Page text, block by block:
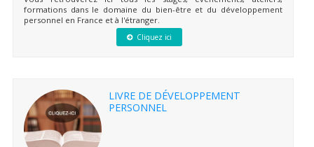
formations dans le domaine du bien-être et du développement
personnel en France et à l'étranger.
Cliquez ici
LIVRE DE DÉVELOPPEMENT
PERSONNEL